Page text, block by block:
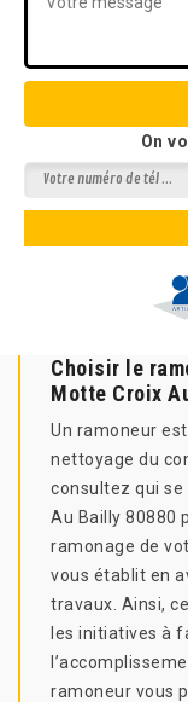
On
Choisir le
Motte Croix
Un ramoneur
nettoyage du
consultez qui se
Au Bailly 80880
ramonage de
vous établit en
travaux. Ainsi,
les initiatives à
ramoneur vous